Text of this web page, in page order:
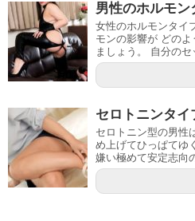
男性のホルモン
女性のホルモンタイ
モンの影響が どの
ましょう。 自分の
セロトニンタ
セロトニン型の男性
め上げてひっぱてゆ
嫌い極めて安定志向